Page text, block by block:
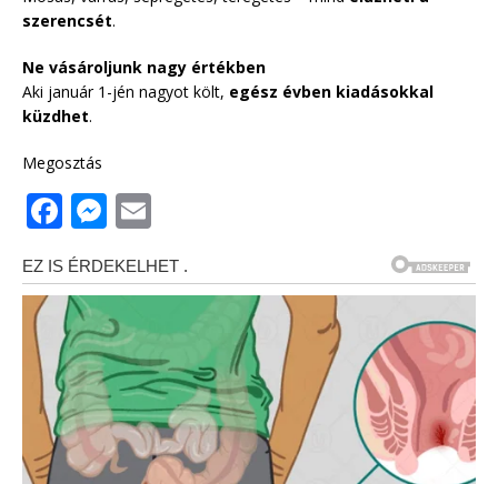
szerencsét.
Ne vásároljunk nagy értékben
Aki január 1-jén nagyot költ, egész évben kiadásokkal
küzdhet.
Megosztás
F
a
c
e
b
o
o
k
M
ss
e
n
g
e
r
ai